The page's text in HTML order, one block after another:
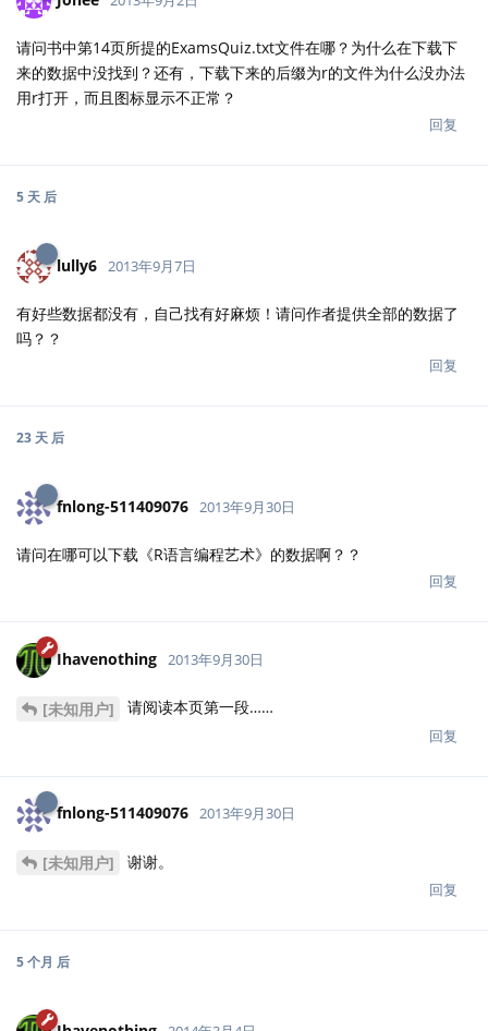
请问书中第14页所提的ExamsQuiz.txt文件在哪？为什么在下载下
来的数据中没找到？还有，下载下来的后缀为r的文件为什么没办法
用r打开，而且图标显示不正常？
回复
5 天 后
lully6 2013年9月7日
有好些数据都没有，自己找有好麻烦！请问作者提供全部的数据了
吗？？
回复
23 天 后
fnlong-511409076 2013年9月30日
请问在哪可以下载《R语言编程艺术》的数据啊？？
回复
Ihavenothing 2013年9月30日
[未知用户] 请阅读本页第一段……
回复
fnlong-511409076 2013年9月30日
[未知用户] 谢谢。
回复
5 个月 后